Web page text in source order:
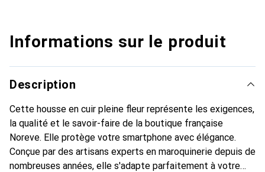
Informations sur le produit
Description
Cette housse en cuir pleine fleur représente les exigences,
la qualité et le savoir-faire de la boutique française
Noreve. Elle protège votre smartphone avec élégance.
Conçue par des artisans experts en maroquinerie depuis de
nombreuses années, elle s'adapte parfaitement à votre